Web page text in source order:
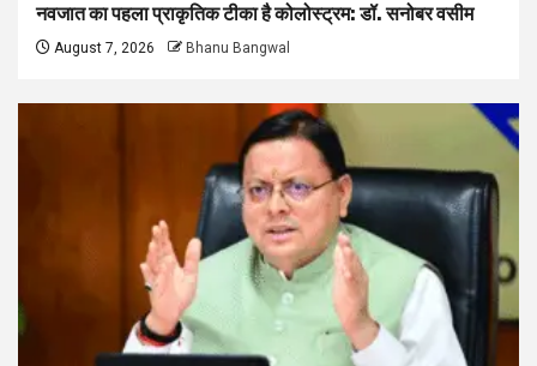
नवजात का पहला प्राकृतिक टीका है कोलोस्ट्रम: डॉ. सनोबर वसीम
August 7, 2026 Bhanu Bangwal